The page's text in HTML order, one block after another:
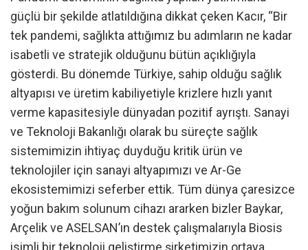
güçlü bir şekilde atlatıldığına dikkat çeken Kacır, “Bir
tek pandemi, sağlıkta attığımız bu adımların ne kadar
isabetli ve stratejik olduğunu bütün açıklığıyla
gösterdi. Bu dönemde Türkiye, sahip olduğu sağlık
altyapısı ve üretim kabiliyetiyle krizlere hızlı yanıt
verme kapasitesiyle dünyadan pozitif ayrıştı. Sanayi
ve Teknoloji Bakanlığı olarak bu süreçte sağlık
sistemimizin ihtiyaç duyduğu kritik ürün ve
teknolojiler için sanayi altyapımızı ve Ar-Ge
ekosistemimizi seferber ettik. Tüm dünya çaresizce
yoğun bakım solunum cihazı ararken bizler Baykar,
Arçelik ve ASELSAN’ın destek çalışmalarıyla Biosis
isimli bir teknoloji geliştirme şirketimizin ortaya